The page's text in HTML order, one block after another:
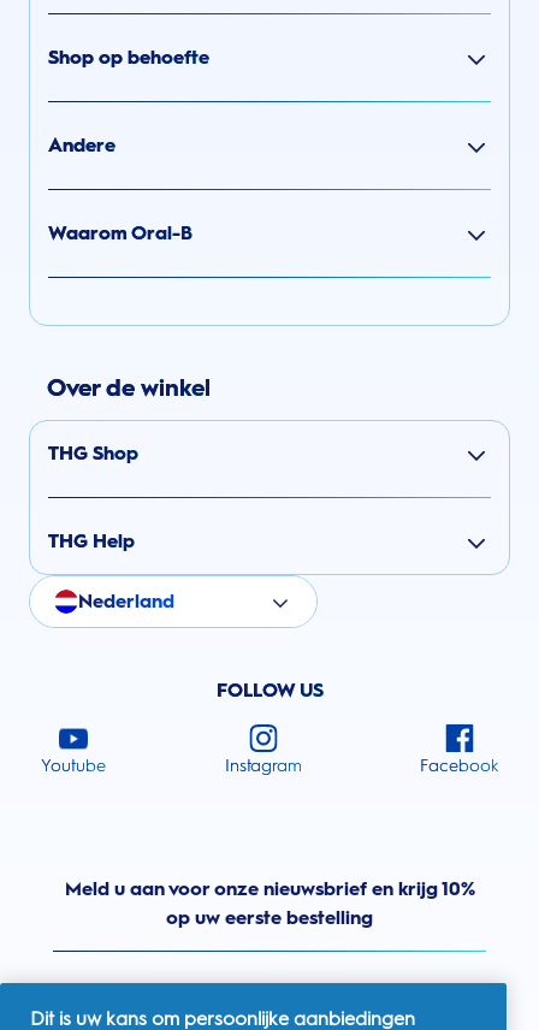
Shop op behoefte
Andere
Waarom Oral-B
Over de winkel
THG Shop
THG Help
Nederland
FOLLOW US
Youtube Instagram Facebook
Meld u aan voor onze nieuwsbrief en krijg 10%
op uw eerste bestelling
Dit is uw kans om persoonlijke aanbiedingen